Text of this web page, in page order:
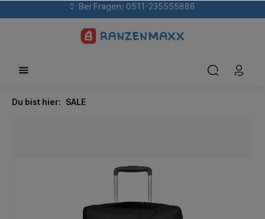
Bei Fragen: 0511-235555888
Du bist hier: SALE